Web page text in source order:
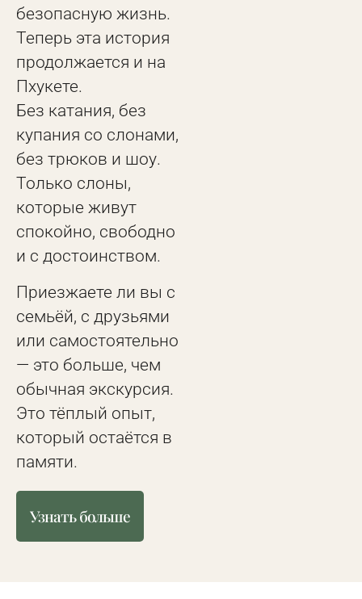
безопасную жизнь.
Теперь эта история
продолжается и на
Пхукете.
Без катания, без
купания со слонами,
без трюков и шоу.
Только слоны,
которые живут
спокойно, свободно
и с достоинством.
Приезжаете ли вы с
семьёй, с друзьями
или самостоятельно
— это больше, чем
обычная экскурсия.
Это тёплый опыт,
который остаётся в
памяти.
Узнать больше